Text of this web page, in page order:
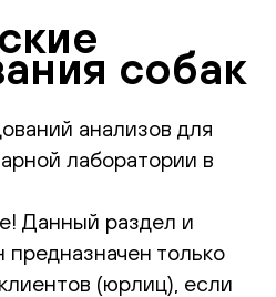
собак
анализов для
лаборатории в
Данный раздел и
только
(юрлиц), если